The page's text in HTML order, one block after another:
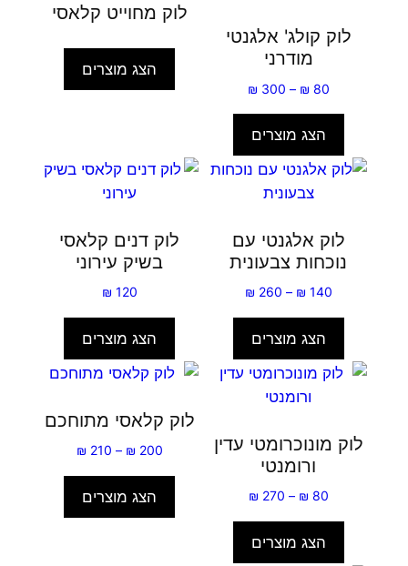
לוק קולג' אלגנטי
מודרני
₪ 80
–
₪ 300
⁦₪ 300⁩
הצג מוצרים
לוק מחוייט קלאסי
הצג מוצרים
לוק אלגנטי עם
נוכחות צבעונית
₪ 140
–
₪ 260
הצג מוצרים
לוק דנים קלאסי
בשיק עירוני
₪ 120
הצג מוצרים
לוק מונוכרומטי עדין
ורומנטי
₪ 80
–
₪ 270
הצג מוצרים
לוק קלאסי מתוחכם
₪ 200
–
₪ 210
הצג מוצרים